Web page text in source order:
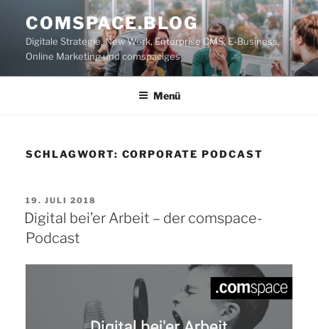
Inhalt
springen
COMSPACE.BLOG
Digitale Strategie, New Work, Enterprise CMS, E-Business,
Online Marketing und comspaciges
Menü
SCHLAGWORT: CORPORATE PODCAST
VERÖFFENTLICHT
AM
19. JULI 2018
Digital bei’er Arbeit – der comspace-
Podcast